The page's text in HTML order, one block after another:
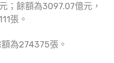
餘額為3097.07億元，
張。
為274375張。